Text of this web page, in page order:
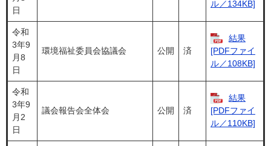
日
ル／134KB]
令和
3年9
月8
日
環境福祉委員会協議会 公開 済
結果
[PDFファイ
ル／108KB]
令和
3年9
月2
日
議会報告会全体会 公開 済
結果
[PDFファイ
ル／110KB]